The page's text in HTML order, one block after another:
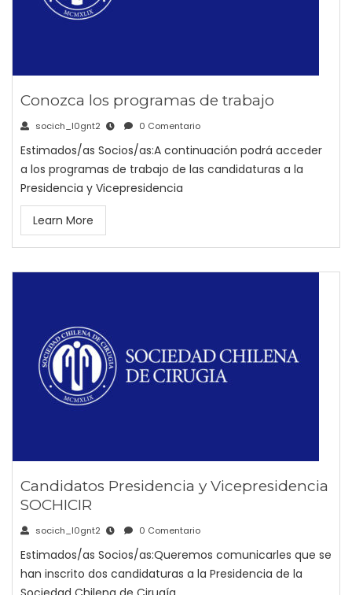
Conozca los programas de trabajo
socich_l0gnt2 0 Comentario
Estimados/as Socios/as:A continuación podrá acceder
a los programas de trabajo de las candidaturas a la
Presidencia y Vicepresidencia
Learn More
Candidatos Presidencia y Vicepresidencia
SOCHICIR
socich_l0gnt2 0 Comentario
Estimados/as Socios/as:Queremos comunicarles que se
han inscrito dos candidaturas a la Presidencia de la